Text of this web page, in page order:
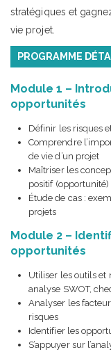
stratégiques et
vie projet.
PROGRAMME
Module 1 –
opportunités
Définir les risques
Comprendre
de vie d’un projet
Maîtriser les
positif (opportunité)
Étude de cas :
projets
Module 2 –
opportunités
Utiliser les outils et
analyse SWOT,
Analyser les
risques
Identifier les
S’appuyer sur